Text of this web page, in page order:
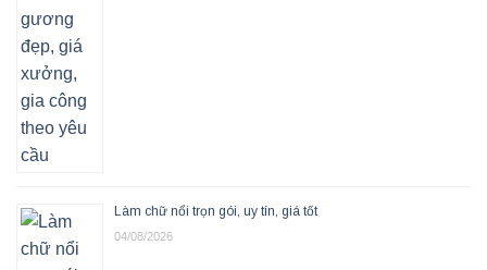
Làm chữ nổi trọn gói, uy tín, giá tốt
04/08/2026